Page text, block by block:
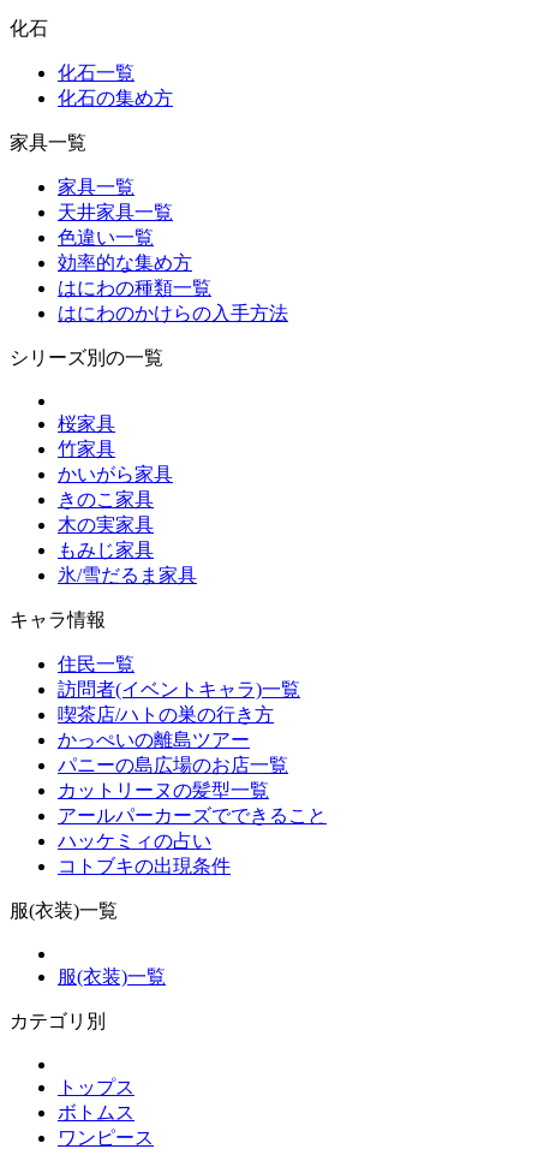
化石
化石一覧
化石の集め方
家具一覧
家具一覧
天井家具一覧
色違い一覧
効率的な集め方
はにわの種類一覧
はにわのかけらの入手方法
シリーズ別の一覧
桜家具
竹家具
かいがら家具
きのこ家具
木の実家具
もみじ家具
氷/雪だるま家具
キャラ情報
住民一覧
訪問者(イベントキャラ)一覧
喫茶店/ハトの巣の行き方
かっぺいの離島ツアー
パニーの島広場のお店一覧
カットリーヌの髪型一覧
アールパーカーズでできること
ハッケミィの占い
コトブキの出現条件
服(衣装)一覧
服(衣装)一覧
カテゴリ別
トップス
ボトムス
ワンピース